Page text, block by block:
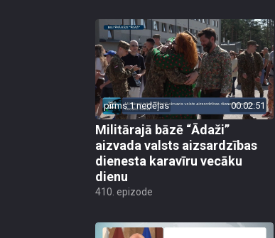
pirms 1 nedēļas 00:02:51
Militārajā bāzē “Ādaži”
aizvada valsts aizsardzības
dienesta karavīru vecāku
dienu
410. epizode